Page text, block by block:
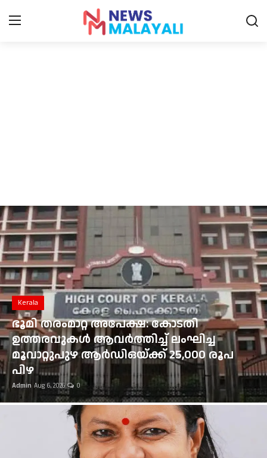
Entertainment
Sports
Food
Gulf News
Loksabha Election 2024
Technology
Health
Jobs Mall
Kerala
ഭൂമി തരംമാറ്റ അപേക്ഷ: കോടതി
ഉത്തരവുകൾ ആവർത്തിച്ച് ലംഘിച്ച
മൂവാറ്റുപുഴ ആർഡിഒയ്ക്ക് 25,000 രൂപ
പിഴ
Admin Aug 6, 2026 0